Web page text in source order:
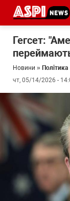
Гегсет:
Новини » Політика
чт, 05/14/2026 -
#ООС
корупцією